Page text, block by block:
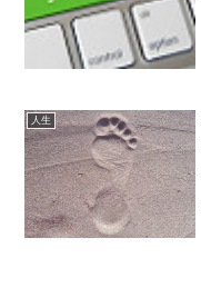
人生